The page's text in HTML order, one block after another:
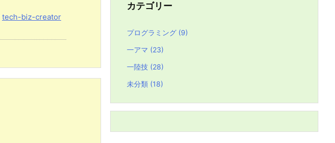
tech-biz-creator
カテゴリー
プログラミング (9)
一アマ (23)
一陸技 (28)
未分類 (18)